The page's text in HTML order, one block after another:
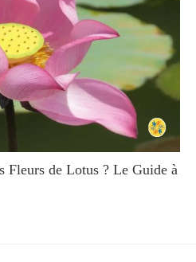
Fleurs de Lotus ? Le Guide à